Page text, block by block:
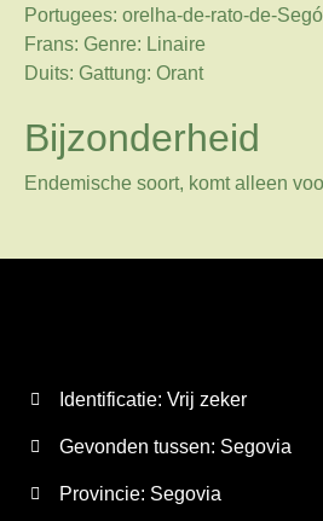
Portugees: orelha-de-rato-de-
Frans: Genre: Linaire
Duits: Gattung: Orant
Bijzonderheid
Endemische soort, komt alleen
Identificatie: Vrij zeker
Gevonden tussen: Segovia
Provincie: Segovia